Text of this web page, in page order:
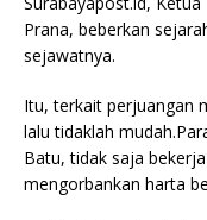
Prana, beberkan
sejawatnya.
Itu, terkait perjuangan
lalu tidaklah
Batu, tidak saja
mengorbankan harta